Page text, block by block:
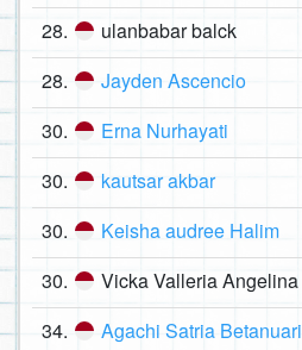
28. ulanbabar balck
28. Jayden Ascencio
30. Erna Nurhayati
30. kautsar akbar
30. Keisha audree Halim
30. Vicka Valleria Angelina
34. Agachi Satria Betanuari